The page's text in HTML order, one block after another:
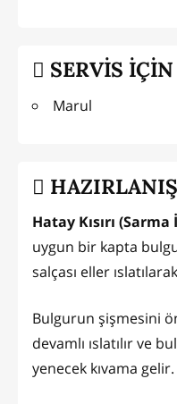
SERVİS İÇİN
Marul
Hatay Kısırı (Sarma
uygun bir kapta
salçası eller
Bulgurun şişmesini
devamlı ıslatılır ve
yenecek kıvama gelir.